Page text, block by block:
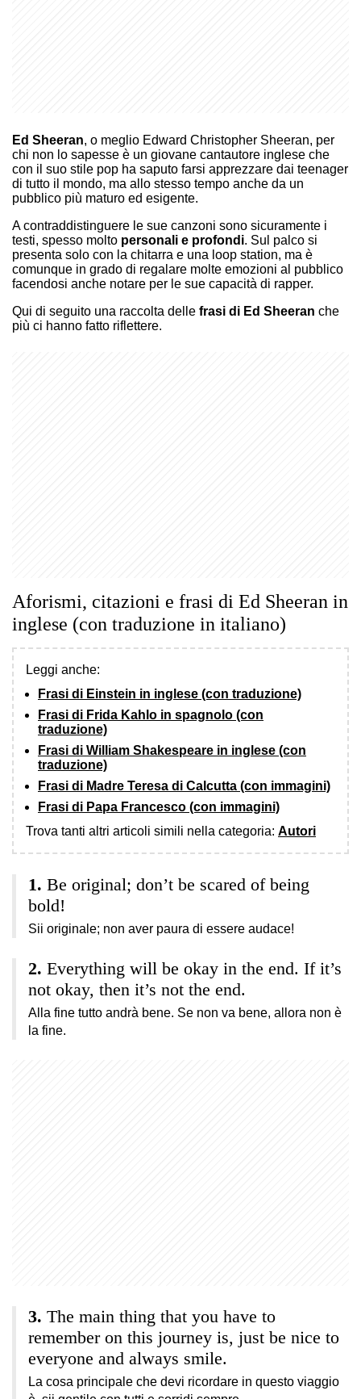
Ed Sheeran, o meglio Edward Christopher Sheeran, per
chi non lo sapesse è un giovane cantautore inglese che
con il suo stile pop ha saputo farsi apprezzare dai teenager
di tutto il mondo, ma allo stesso tempo anche da un
pubblico più maturo ed esigente.
A contraddistinguere le sue canzoni sono sicuramente i
testi, spesso molto personali e profondi. Sul palco si
presenta solo con la chitarra e una loop station, ma è
comunque in grado di regalare molte emozioni al pubblico
facendosi anche notare per le sue capacità di rapper.
Qui di seguito una raccolta delle frasi di Ed Sheeran che
più ci hanno fatto riflettere.
Aforismi, citazioni e frasi di Ed Sheeran in
inglese (con traduzione in italiano)
Leggi anche:
Frasi di Einstein in inglese (con traduzione)
Frasi di Frida Kahlo in spagnolo (con
traduzione)
Frasi di William Shakespeare in inglese (con
traduzione)
Frasi di Madre Teresa di Calcutta (con immagini)
Frasi di Papa Francesco (con immagini)
Trova tanti altri articoli simili nella categoria: Autori
Be original; don’t be scared of being
bold!
Sii originale; non aver paura di essere audace!
Everything will be okay in the end. If it’s
not okay, then it’s not the end.
Alla fine tutto andrà bene. Se non va bene, allora non è
la fine.
The main thing that you have to
remember on this journey is, just be nice to
everyone and always smile.
La cosa principale che devi ricordare in questo viaggio